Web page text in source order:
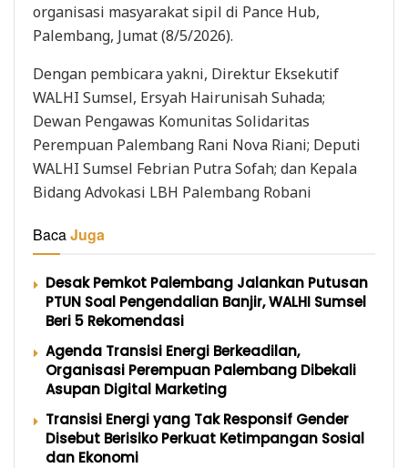
organisasi masyarakat sipil di Pance Hub,
Palembang, Jumat (8/5/2026).
Dengan pembicara yakni, Direktur Eksekutif
WALHI Sumsel, Ersyah Hairunisah Suhada;
Dewan Pengawas Komunitas Solidaritas
Perempuan Palembang Rani Nova Riani; Deputi
WALHI Sumsel Febrian Putra Sofah; dan Kepala
Bidang Advokasi LBH Palembang Robani
BacaJuga
Desak Pemkot Palembang Jalankan Putusan
PTUN Soal Pengendalian Banjir, WALHI Sumsel
Beri 5 Rekomendasi
Agenda Transisi Energi Berkeadilan,
Organisasi Perempuan Palembang Dibekali
Asupan Digital Marketing
Transisi Energi yang Tak Responsif Gender
Disebut Berisiko Perkuat Ketimpangan Sosial
dan Ekonomi